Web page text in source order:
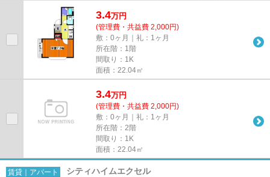
3.4万円
(管理費・共益費 2,000円)
敷：0ヶ月｜礼：1ヶ月
所在階：1階
間取り：1K
面積：22.04㎡
3.4万円
(管理費・共益費 2,000円)
敷：0ヶ月｜礼：1ヶ月
所在階：2階
間取り：1K
面積：22.04㎡
賃貸｜アパート シティハイムエクセル